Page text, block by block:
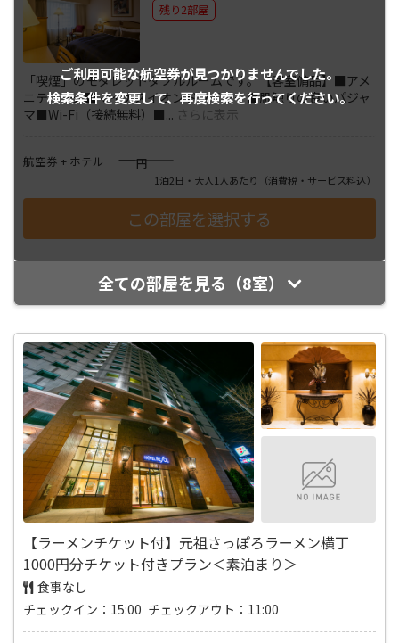
ご利用可能な航空券が見つかりませんでした。
検索条件を変更して、再度検索を行ってください。
残り2部屋
「喫煙」のモダレットダブルルームです。【客室備品】■アメ
ニティ一式■マイナスイオンドライヤー■肌触りの良いパジャ
マ■Wi-Fi（接続無料）■... さらに表示
航空券 + ホテル ――――円
1泊2日・大人1人あたり （消費税・サービス料込）
全ての部屋を見る（8室）
【ラーメンチケット付】元祖さっぽろラーメン横丁
1000円分チケット付きプラン＜素泊まり＞
食事なし
チェックイン：15:00 チェックアウト：11:00